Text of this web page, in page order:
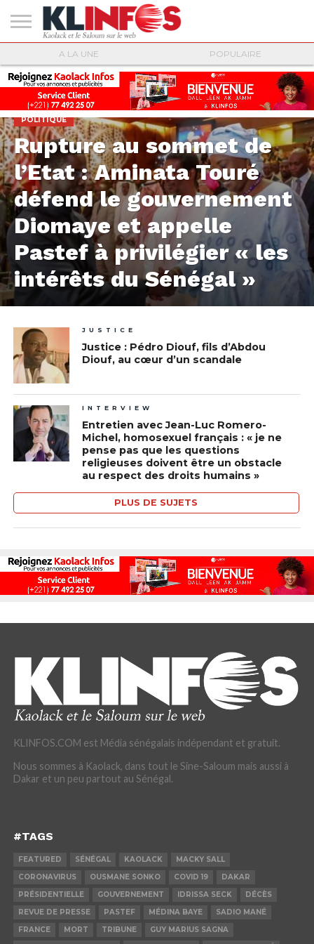
DE
TITRE)
KAOLACK
POLITIQUE
ECONOMIE
SOCIÉTÉ
CULTURE
PEOPLE
SPORT
AFRIQUE
INTERNATIONAL
EMPLOI &
FORMATION
A LA UNE POPULAIRE
POLITIQUE
Rupture au sommet de
l’Etat : Aminata Touré
défend le gouvernement
Diomaye et appelle
Pastef à privilégier « les
intérêts du Sénégal »
JUSTICE
Justice : Pédro Diouf, fils d’Abdou
Diouf, au cœur d’un scandale
INTERVIEW
Entretien avec Jean-Luc Romero-
Michel, homosexuel français : « je ne
pense pas que les questions
religieuses doivent être un obstacle
au respect des droits humains »
PLUS DE SUJETS
KLINFOS.COM est Média sénégalais indépendant et gratuit.
Nous sommes à Kaolack, dans tout le Sine-Saloum mais aussi à
Dakar et un peu partout au Sénégal.
#TAGS
FEATURED SÉNÉGAL KAOLACK
MACKY SALL
CORONAVIRUS
OUSMANE SONKO COVID 19
DAKAR
PRÉSIDENTIELLE
GOUVERNEMENT IDRISSA SECK
DÉCÈS
REVUE DE PRESSE
PASTEF MÉDINA BAYE
SADIO MANÉ
FRANCE
MORT TRIBUNE
GUY MARIUS SAGNA